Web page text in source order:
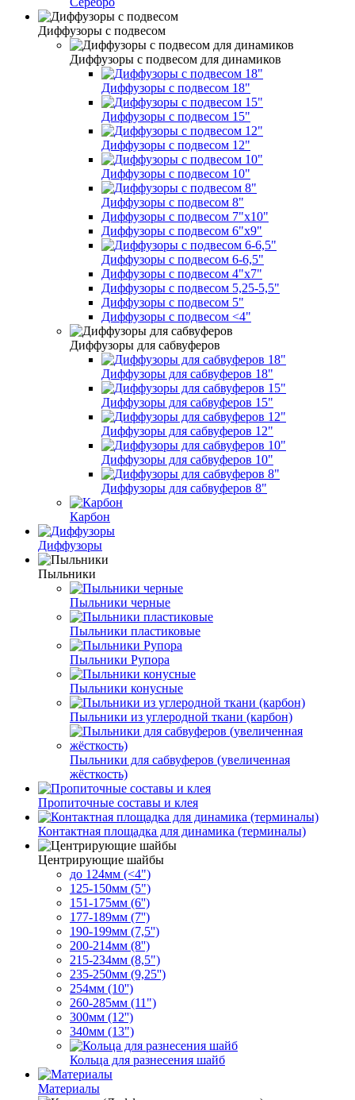
Диффузоры с подвесом
Диффузоры с подвесом для динамиков
Диффузоры с подвесом 18"
Диффузоры с подвесом 15"
Диффузоры с подвесом 12"
Диффузоры с подвесом 10"
Диффузоры с подвесом 8"
Диффузоры с подвесом 7"х10"
Диффузоры с подвесом 6"х9"
Диффузоры с подвесом 6-6,5"
Диффузоры с подвесом 4"х7"
Диффузоры с подвесом 5,25-5,5"
Диффузоры с подвесом 5"
Диффузоры с подвесом <4"
Диффузоры для сабвуферов
Диффузоры для сабвуферов 18"
Диффузоры для сабвуферов 15"
Диффузоры для сабвуферов 12"
Диффузоры для сабвуферов 10"
Диффузоры для сабвуферов 8"
Карбон
Диффузоры
Пыльники
Пыльники черные
Пыльники пластиковые
Пыльники Рупора
Пыльники конусные
Пыльники из углеродной ткани (карбон)
Пыльники для сабвуферов (увеличенная
жёсткость)
Пропиточные составы и клея
Контактная площадка для динамика (терминалы)
Центрирующие шайбы
до 124мм (<4")
125-150мм (5")
151-175мм (6'')
177-189мм (7'')
190-199мм (7,5'')
200-214мм (8'')
215-234мм (8,5")
235-250мм (9,25'')
254мм (10'')
260-285мм (11")
300мм (12'')
340мм (13")
Кольца для разнесения шайб
Материалы